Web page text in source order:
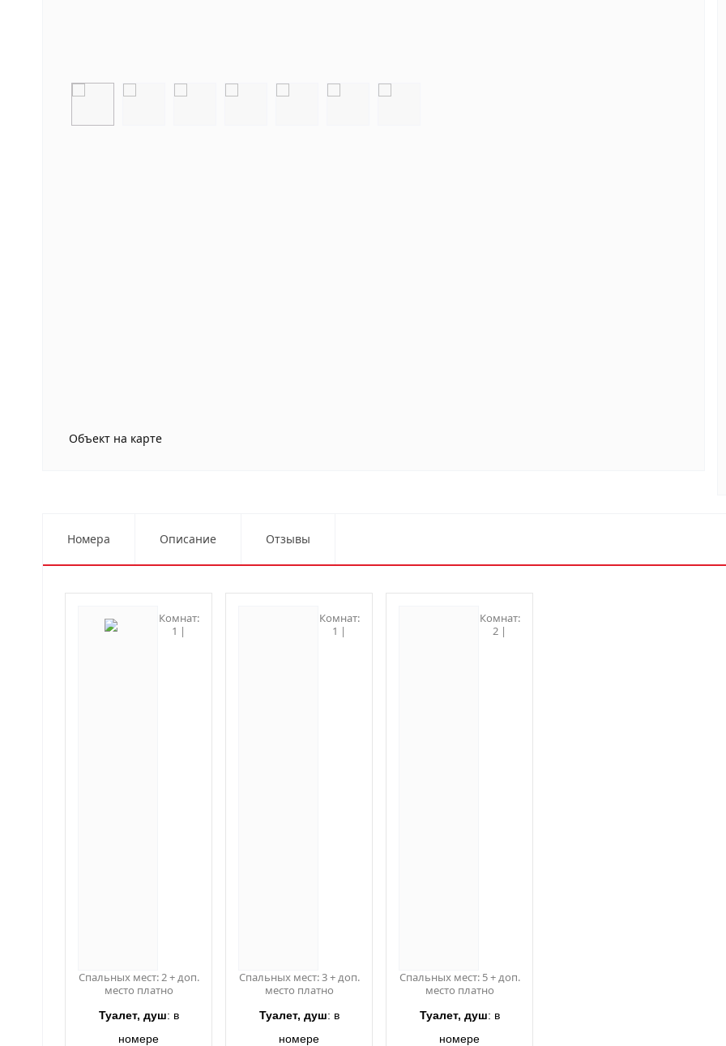
Объект на карте
Номера Описание Отзывы
Комнат:
1 |
Спальных мест: 2 + доп.
место платно
Туалет, душ: в
номере
Комнат:
1 |
Спальных мест: 3 + доп.
место платно
Туалет, душ: в
номере
Комнат:
2 |
Спальных мест: 5 + доп.
место платно
Туалет, душ: в
номере